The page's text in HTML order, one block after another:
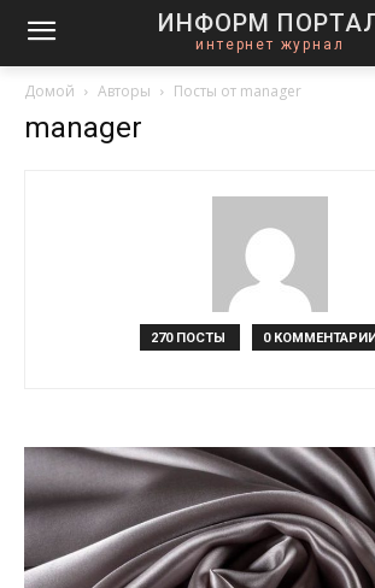
ИНФОРМ
интернет журнал
Домой Авторы Посты от manager
manager
270 ПОСТЫ 0